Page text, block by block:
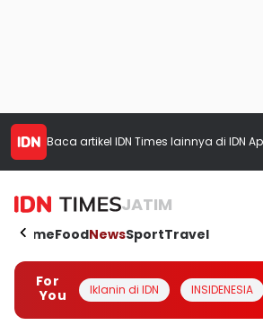
Baca artikel IDN Times lainnya di IDN
JATIM
HomeFoodNewsSportTravel
For
You
Iklanin di IDN INSIDENESIA